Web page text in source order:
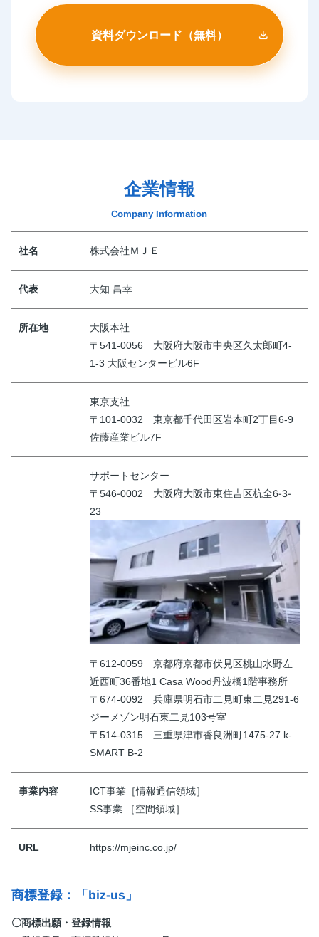
企業情報
Company Information
社名 株式会社ＭＪＥ
代表 大知 昌幸
所在地
大阪本社
〒541-0056 大阪府大阪市中央区久太郎町4-
1-3 大阪センタービル6F
東京支社
〒101-0032 東京都千代田区岩本町2丁目6-9
佐藤産業ビル7F
サポートセンター
〒546-0002 大阪府大阪市東住吉区杭全6-3-
23
〒612-0059 京都府京都市伏見区桃山水野左
近西町36番地1 Casa Wood丹波橋1階事務所
〒674-0092 兵庫県明石市二見町東二見291-6
ジーメゾン明石東二見103号室
〒514-0315 三重県津市香良洲町1475-27 k-
SMART B-2
事業内容
ICT事業［情報通信領域］
SS事業 ［空間領域］
URL https://mjeinc.co.jp/
商標登録：「biz-us」
〇商標出願・登録情報